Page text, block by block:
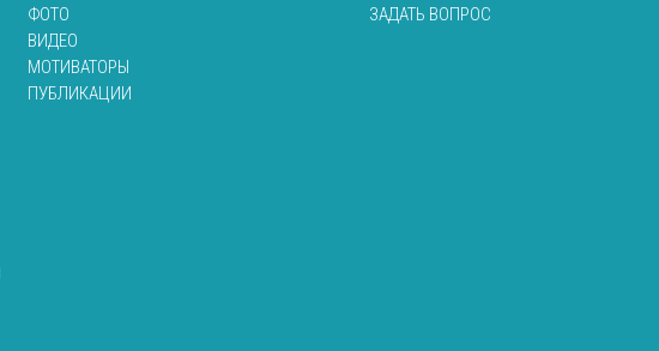
ФОТО
ВИДЕО
МОТИВАТОРЫ
ПУБЛИКАЦИИ
ЗАДАТЬ ВОПРОС